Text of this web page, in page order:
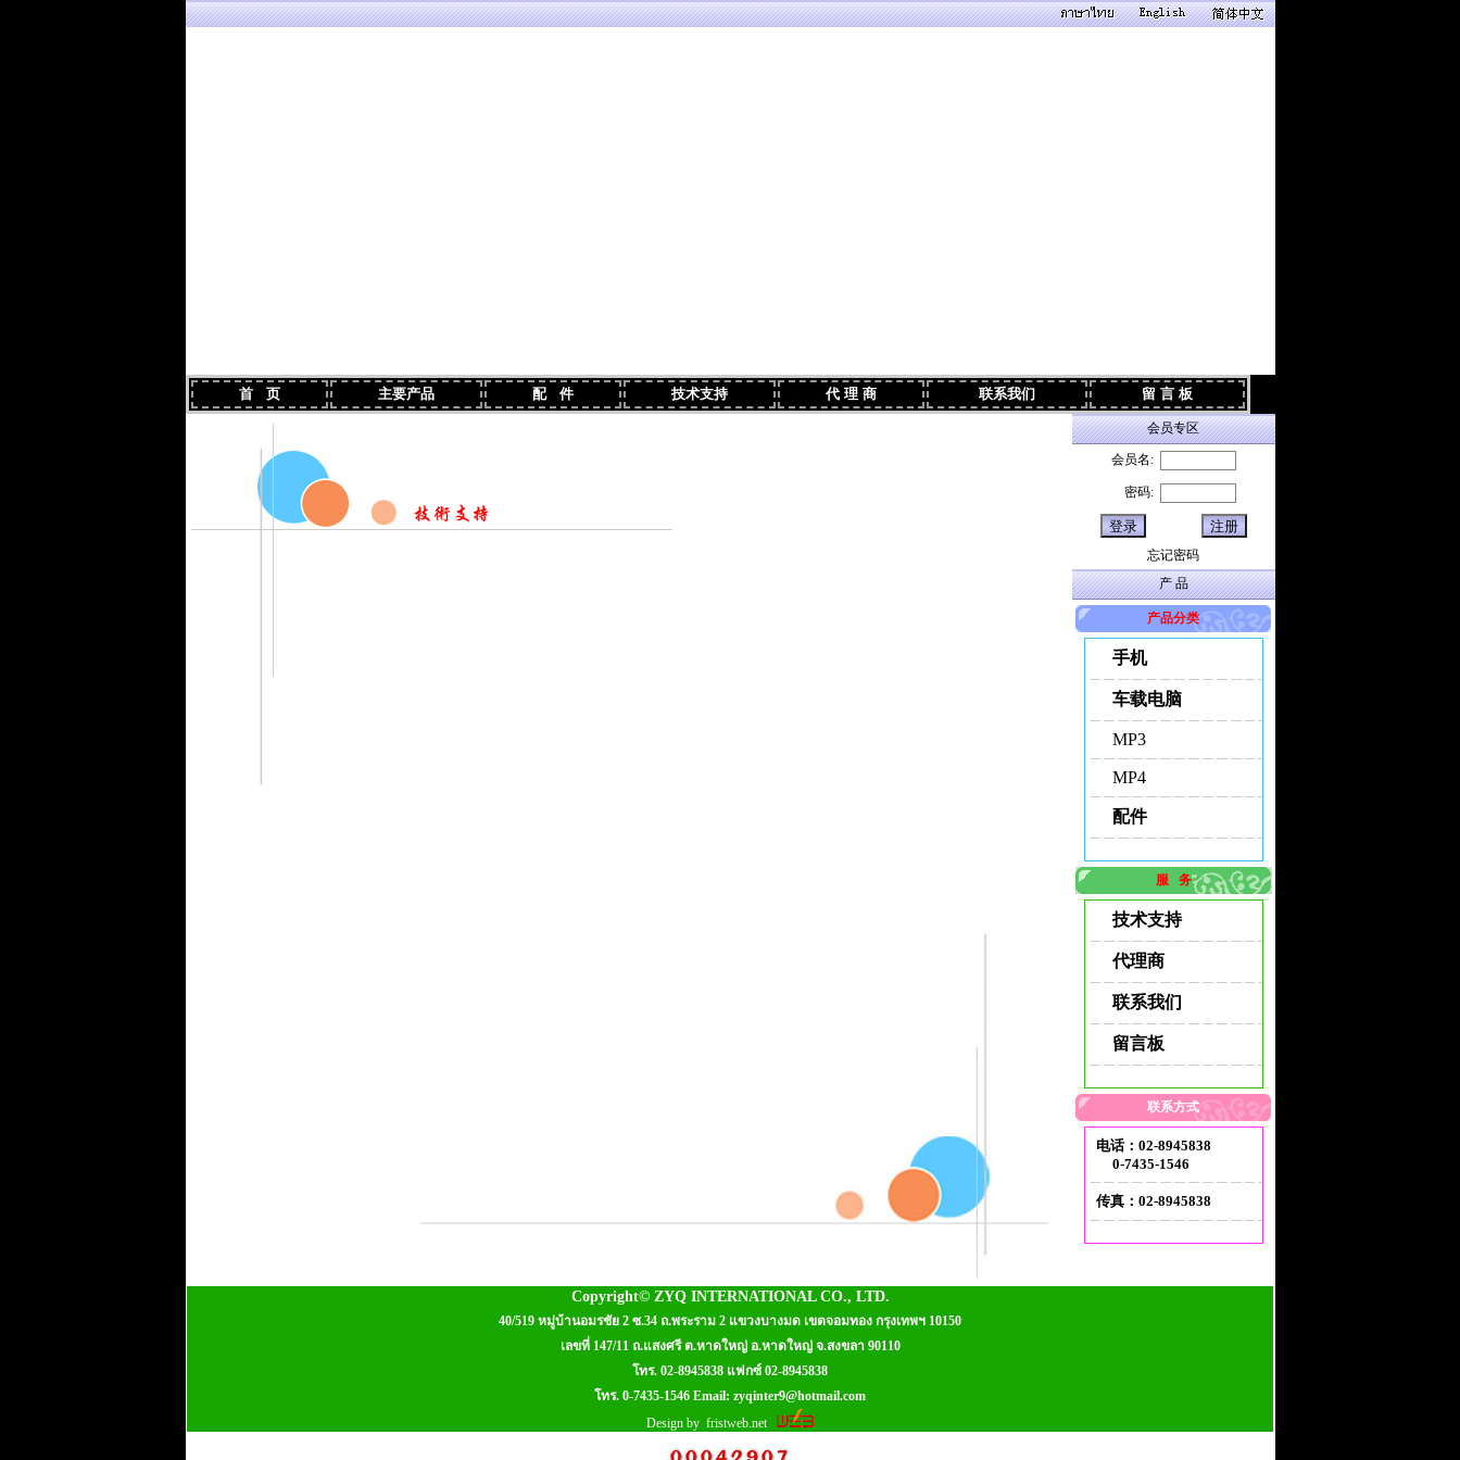
首 页 主要产品 配 件 技术支持 代 理 商 联系我们 留 言 板
会员专区
会员名:
密码:
忘记密码
产 品
产品分类
手机
车载电脑
MP3
MP4
配件
服 务
技术支持
代理商
联系我们
留言板
联系方式
电话：02-8945838
0-7435-1546
传真：02-8945838
Copyright© ZYQ INTERNATIONAL CO., LTD.
40/519 หมู่บ้านอมรชัย 2 ซ.34 ถ.พระราม 2 แขวงบางมด เขตจอมทอง กรุงเทพฯ 10150
เลขที่ 147/11 ถ.แสงศรี ต.หาดใหญ่ อ.หาดใหญ่ จ.สงขลา 90110
โทร. 02-8945838 แฟกซ์ 02-8945838
โทร. 0-7435-1546 Email: zyqinter9@hotmail.com
Design by fristweb.net